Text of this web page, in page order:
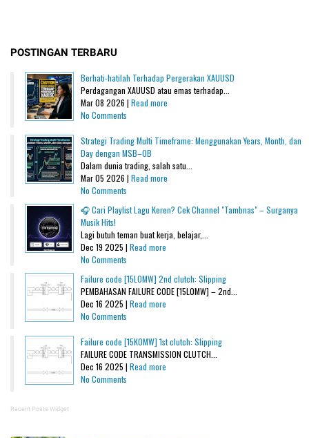
POSTINGAN TERBARU
Berhati-hatilah Terhadap Pergerakan XAUUSD
Perdagangan XAUUSD atau emas terhadap...
Mar 08 2026 | Read more
No Comments
Strategi Trading Multi Timeframe: Menggunakan Years, Month, dan
Day dengan MSB–OB
Dalam dunia trading, salah satu...
Mar 05 2026 | Read more
No Comments
🎧 Cari Playlist Lagu Keren? Cek Channel "Tambnas" – Surganya
Musik Hits!
Lagi butuh teman buat kerja, belajar,...
Dec 19 2025 | Read more
No Comments
Failure code [15L0MW] 2nd clutch: Slipping
PEMBAHASAN FAILURE CODE [15L0MW] – 2nd...
Dec 16 2025 | Read more
No Comments
Failure code [15K0MW] 1st clutch: Slipping
FAILURE CODE TRANSMISSION CLUTCH...
Dec 16 2025 | Read more
No Comments
Recent Posts Widget